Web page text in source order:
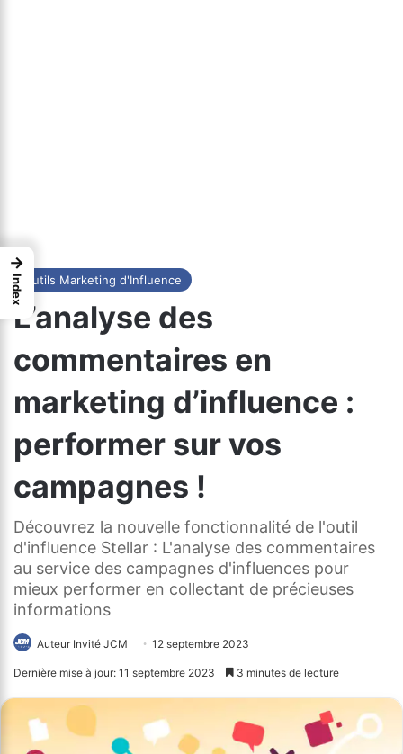
Outils Marketing d'Influence
L’analyse des
commentaires en
marketing d’influence :
performer sur vos
campagnes !
Découvrez la nouvelle fonctionnalité de l'outil
d'influence Stellar : L'analyse des commentaires
au service des campagnes d'influences pour
mieux performer en collectant de précieuses
informations
Auteur Invité JCM 12 septembre 2023
Dernière mise à jour: 11 septembre 2023 3 minutes de lecture
→
Index